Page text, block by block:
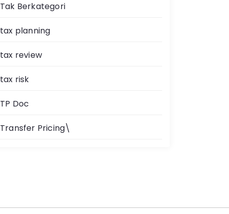
Tak Berkategori
tax planning
tax review
tax risk
TP Doc
Transfer Pricing\